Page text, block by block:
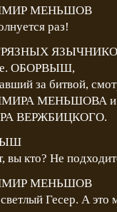
МЕНЬШОВ
раз!
ОБОРВЫШ,
за битвой,
МЕНЬШОВА и
ВЕРЖБИЦКОГО.
вы кто? Не
МЕНЬШОВ
Гесер. А